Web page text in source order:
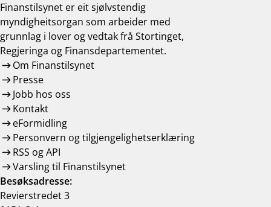
Finanstilsynet er eit sjølvstendig
myndigheitsorgan som arbeider med
grunnlag i lover og vedtak frå Stortinget,
Regjeringa og Finansdepartementet.
Om Finanstilsynet
Presse
Jobb hos oss
Kontakt
eFormidling
Personvern og tilgjengelighetserklæring
RSS og API
Varsling til Finanstilsynet
Besøksadresse:
Revierstredet 3